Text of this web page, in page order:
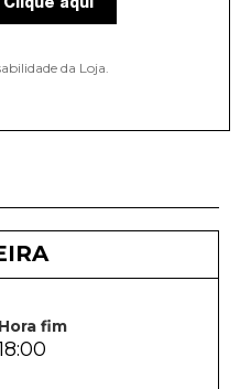
Clique aqui
da Loja.
Hora fim